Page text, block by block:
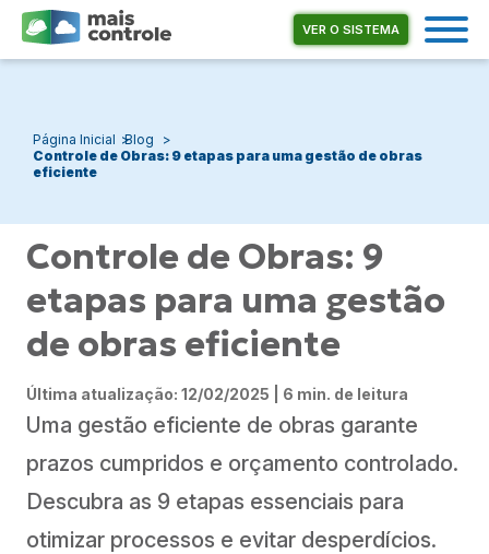
VER O SISTEMA
Página Inicial Blog
Controle de Obras: 9 etapas para uma gestão de obras
eficiente
Controle de Obras: 9
etapas para uma gestão
de obras eficiente
Última atualização: 12/02/2025 | 6 min. de leitura
Uma gestão eficiente de obras garante
prazos cumpridos e orçamento controlado.
Descubra as 9 etapas essenciais para
otimizar processos e evitar desperdícios.